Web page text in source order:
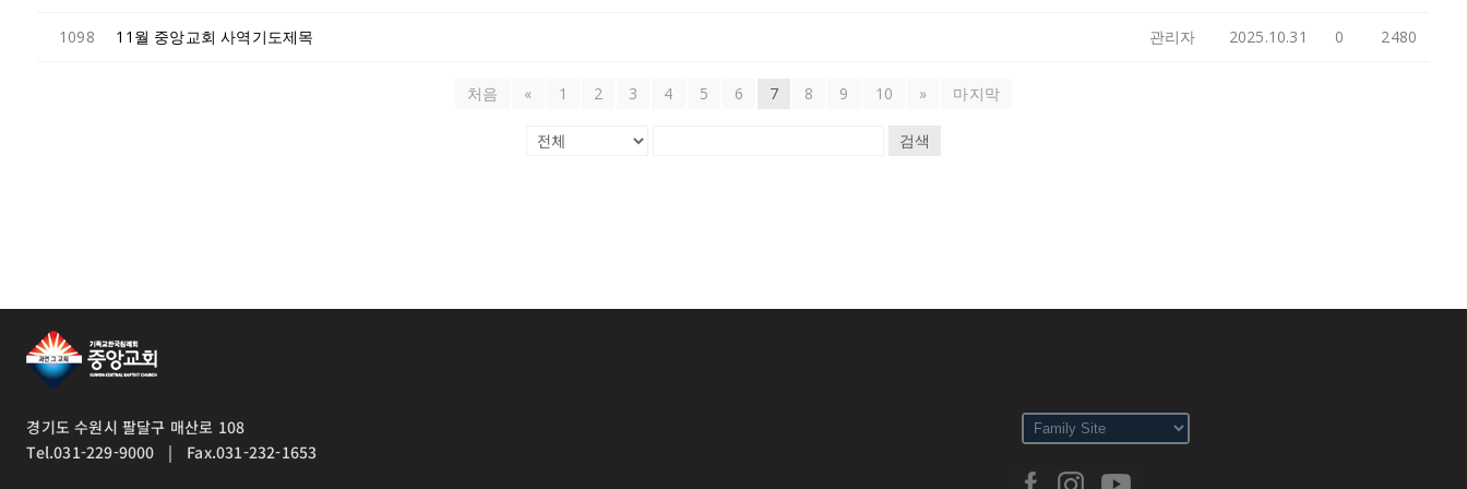
1098 11월 중앙교회 사역기도제목 관리자 2025.10.31 0 2480
처음 « 1 2 3 4 5 6 7 8 9 10 » 마지막
검색
경기도 수원시 팔달구 매산로 108
Tel.031-229-9000 | Fax.031-232-1653